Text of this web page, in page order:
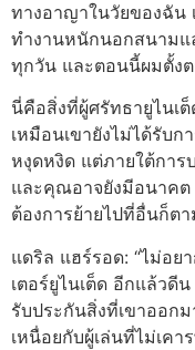
ทางอาญาในวัยของฉัน
ทำงานหนักนอกสนามแ
ทุกวัน และตอนนี้ผมตั้ง
นี่คือสิ่งที่ผู้ศรัทธายูไนเ
เหมือนเขายังไม่ได้รับก
หงุดหงิด แต่ภายใต้กา
และคุณอาจยังมีอนาค
ต้องการย้ายไปที่อื่นก็ตา
แดริล แฮร์รอด: “ไม่อย
เตอร์ยูไนเต็ด อีกแล้วดี
รับประกันสิ่งที่เขาออก
เหนื่อยกับผู้เล่นที่ไม่เคา